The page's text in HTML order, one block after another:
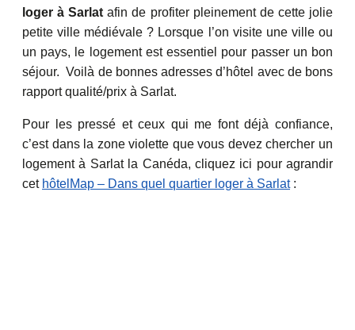
loger à Sarlat afin de profiter pleinement de cette jolie
petite ville médiévale ? Lorsque l’on visite une ville ou
un pays, le logement est essentiel pour passer un bon
séjour. Voilà de bonnes adresses d’hôtel avec de bons
rapport qualité/prix à Sarlat.
Pour les pressé et ceux qui me font déjà confiance,
c’est dans la zone violette que vous devez chercher un
logement à Sarlat la Canéda, cliquez ici pour agrandir
cet hôtelMap – Dans quel quartier loger à Sarlat: